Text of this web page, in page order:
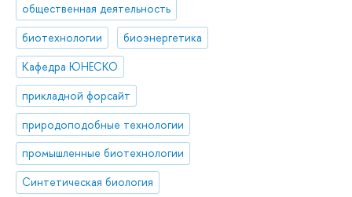
общественная деятельность
биотехнологии
биоэнергетика
Кафедра ЮНЕСКО
прикладной форсайт
природоподобные технологии
промышленные биотехнологии
Синтетическая биология